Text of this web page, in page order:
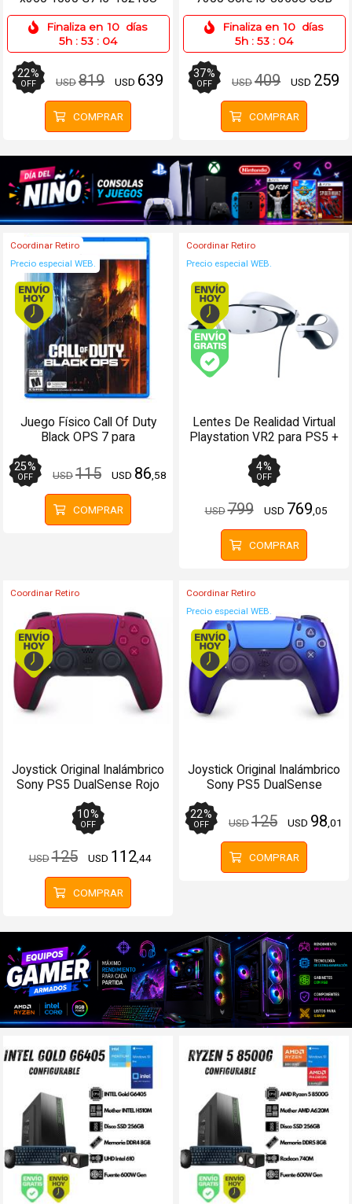
8GB 256SSD 13.3 Táctil
Finaliza en 10 días
5h : 53 : 04
22%
OFF USD819 USD 639
COMPRAR
256SSD 13.3 Win 11 Pro
Finaliza en 10 días
5h : 53 : 04
37%
OFF USD409 USD 259
COMPRAR
Coordinar Retiro
Precio especial WEB.
Envío hoy. Comprando antes de 13Hs.
Juego Físico Call Of Duty
Black OPS 7 para
25%
OFF USD115 USD 86 ,58
COMPRAR
Coordinar Retiro
Precio especial WEB.
Envío gratis (Ver
Lentes De Realidad Virtual
Playstation VR2 para PS5 +
Accesorios
4%
OFF
USD799 USD 769 ,05
COMPRAR
Coordinar Retiro
Envío hoy. Comprando antes de 13Hs.
Joystick Original Inalámbrico
Sony PS5 DualSense Rojo
10%
OFF
USD125 USD 112,44
COMPRAR
Coordinar Retiro
Precio especial WEB.
Envío hoy.
Joystick Original Inalámbrico
Sony PS5 DualSense
22%
OFF USD125 USD 98 ,01
COMPRAR